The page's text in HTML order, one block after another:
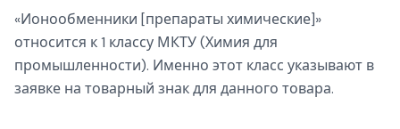
«Ионообменники [препараты химические]»
относится к 1 классу МКТУ (Химия для
промышленности). Именно этот класс указывают в
заявке на товарный знак для данного товара.